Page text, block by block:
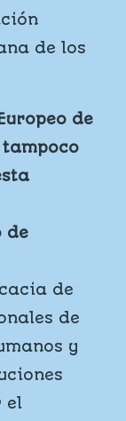
de los
de
tampoco
de
de
de
y
el